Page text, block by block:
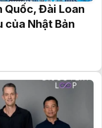
Quốc, Đài Loan
của Nhật Bản